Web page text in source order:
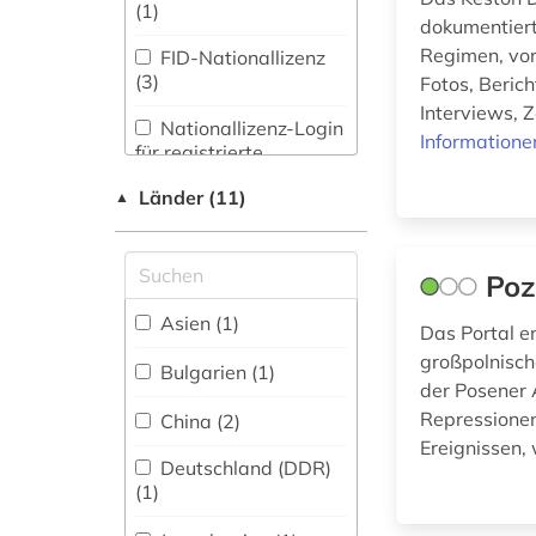
Maschinenbau (0)
Mathematik (0)
Kommunikationswissenschaften,
Kommunikationsdesign (1)
Medizin (0)
Militärwissenschaft
(0)
Musikwissenschaft
Natur- und
Umweltschutz (0)
Pädagogik (0)
geographie (1)
presse (1)
propaganda (2)
protest (1)
radikalismus (1)
öffentliche (1)
religiöse verfolgung
sowjetunion (1)
(1)
FID-Nationallizenz
(3)
Nationallizenz-Login
für registrierte
für registrierte
Einzelpersonen (3)
▲ Länder (11)
Asien (1)
Bulgarien (1)
China (2)
Deutschland (DDR)
(1)
Regimen,
Fotos,
Interviews,
Das Portal
der Posener